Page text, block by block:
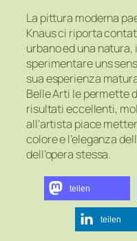
La pittura moderna
Knaus ci riporta
urbano ed una natura,
sperimentare uns
sua esperienza
Belle Arti le permette
risultati eccellenti,
all’artista piace
colore e l’eleganza
dell’opera stessa.
teilen
teilen